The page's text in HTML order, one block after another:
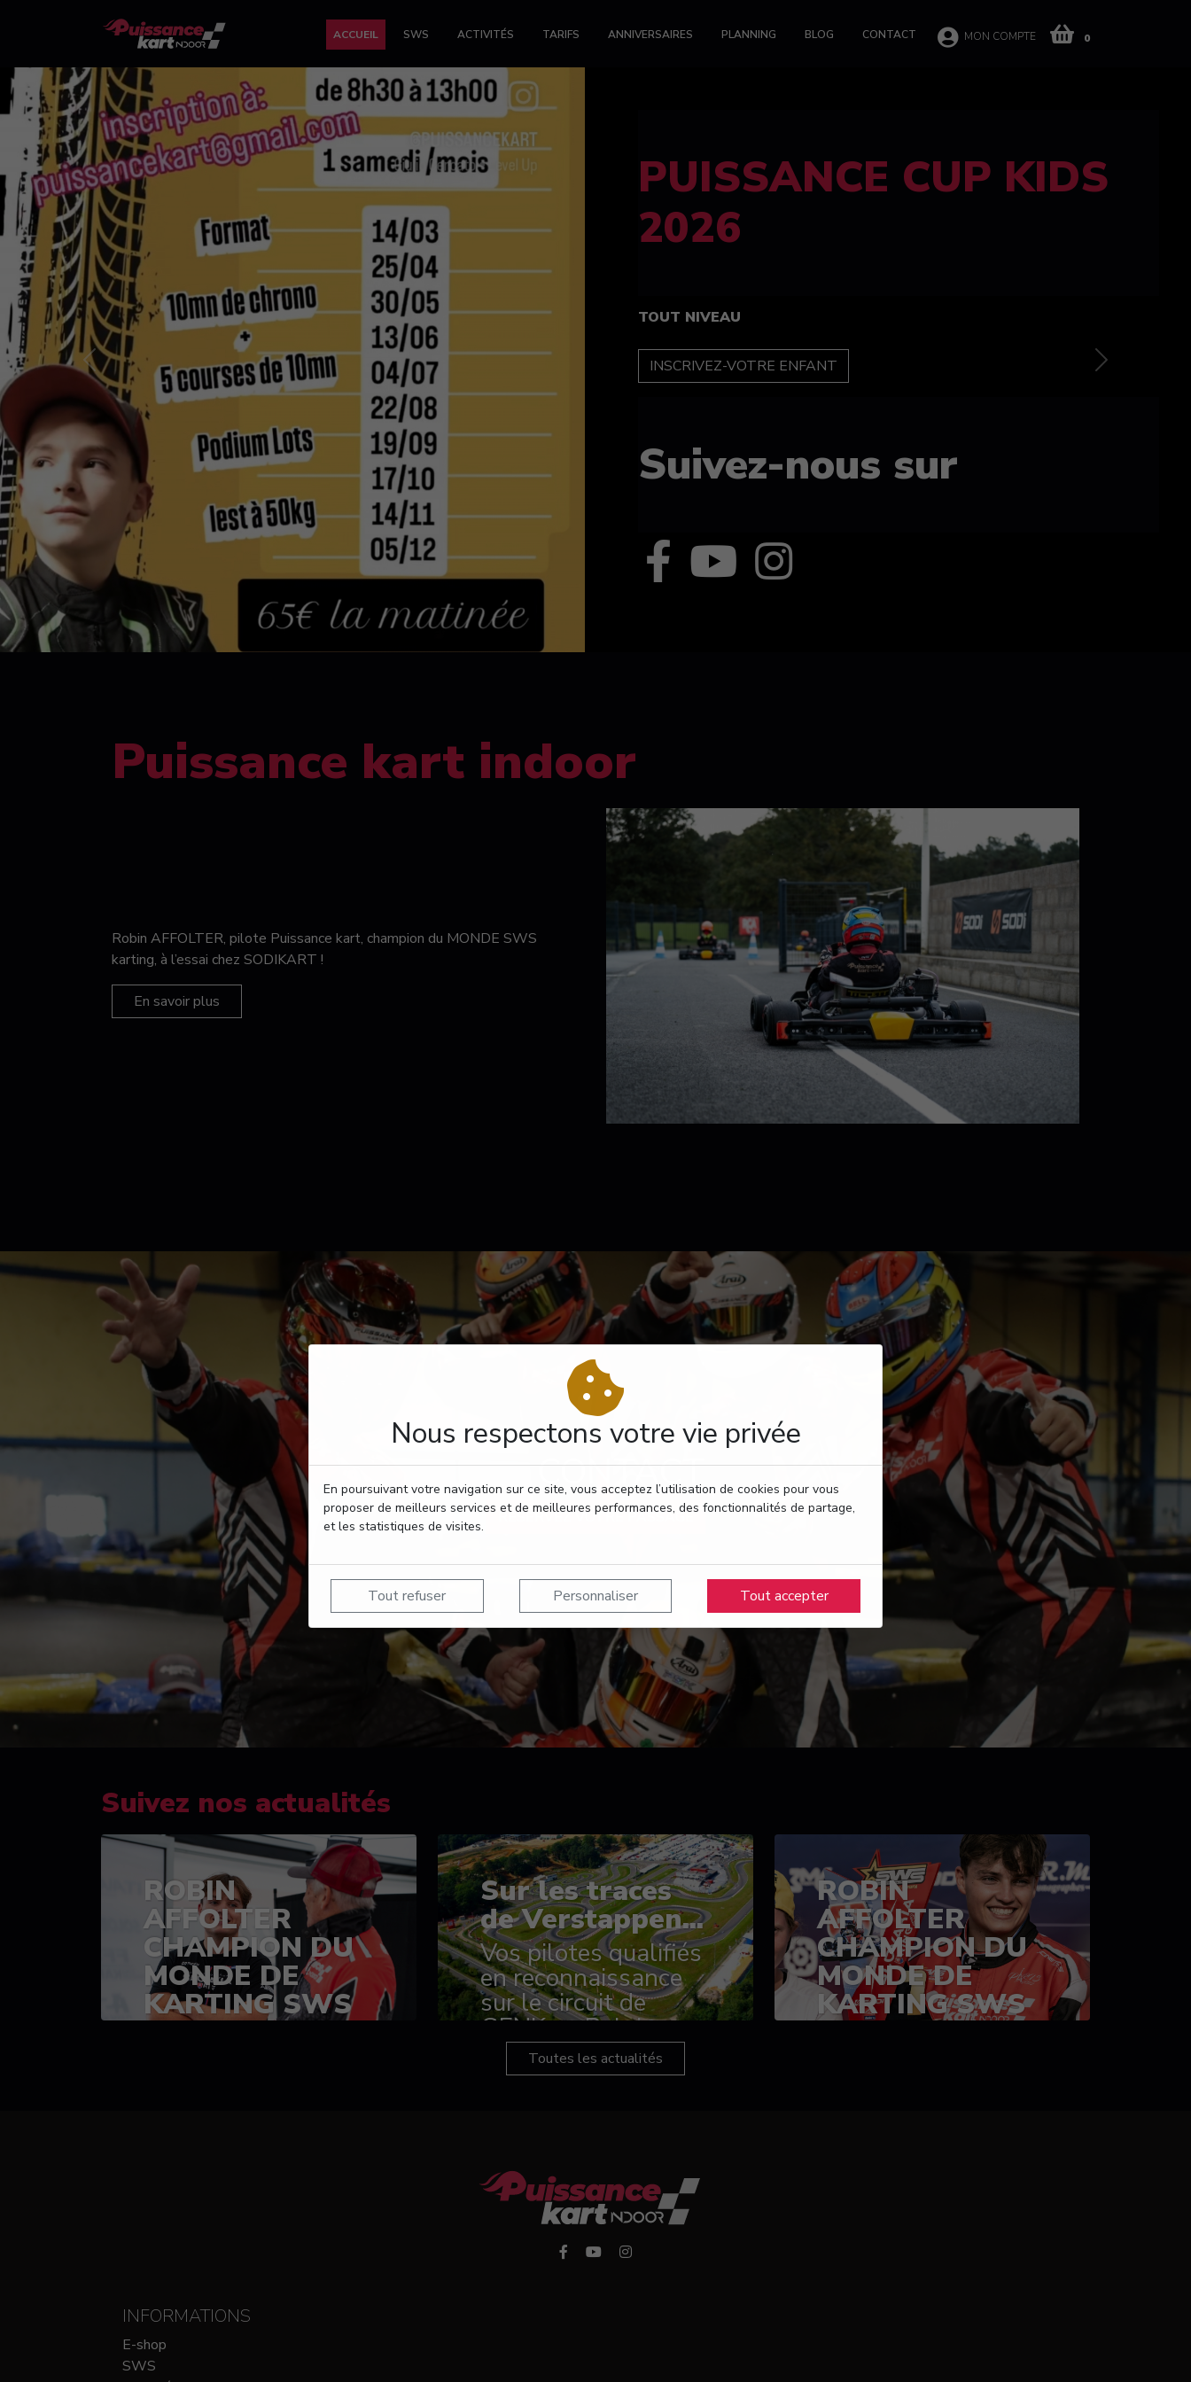
Nous respectons votre vie privée
En poursuivant votre navigation sur ce site, vous acceptez l’utilisation de cookies pour vous
proposer de meilleurs services et de meilleures performances, des fonctionnalités de partage,
et les statistiques de visites.
Tout refuser Personnaliser Tout accepter
ACCUEIL SWS ACTIVITÉS TARIFS ANNIVERSAIRES PLANNING BLOG CONTACT MON COMPTE 0
FELINE CUP 100%
féminine
TOUT NIVEAU
INSCRIPTION
Suivez-nous sur
Previous Next
Puissance kart indoor
Robin AFFOLTER, pilote Puissance kart, champion du MONDE SWS
karting, à l’essai chez SODIKART !
En savoir plus
CONTACT
RÉSERVEZ VOTRE PASSAGE
Suivez nos actualités
ROBIN
AFFOLTER
CHAMPION DU
MONDE DE
KARTING SWS
(SPRINT)
Sur les traces
de Verstappen...
Vos pilotes qualifiés
en reconnaissance
sur le circuit de
GENK en Belgique
ROBIN
AFFOLTER
CHAMPION DU
MONDE DE
KARTING SWS
Toutes les actualités
INFORMATIONS
E-shop
SWS